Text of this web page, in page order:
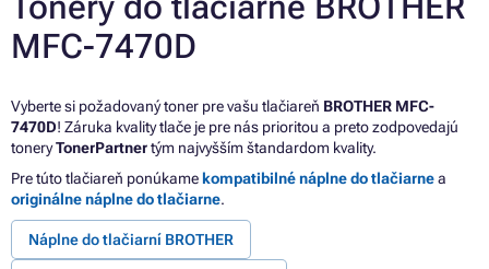
MFC-7470D
Vyberte si požadovaný toner pre vašu tlačiareň BROTHER MFC-
7470D! Záruka kvality tlače je pre nás prioritou a preto zodpovedajú
toneryTonerPartnertým najvyšším štandardom kvality.
Pre túto tlačiareň ponúkame kompatibilné náplne do tlačiarnea
originálne náplne do tlačiarne.
Náplne do tlačiarní BROTHER